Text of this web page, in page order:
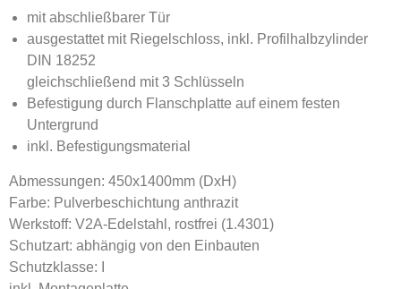
mit abschließbarer Tür
ausgestattet mit Riegelschloss, inkl. Profilhalbzylinder
DIN 18252
gleichschließend mit 3 Schlüsseln
Befestigung durch Flanschplatte auf einem festen
Untergrund
inkl. Befestigungsmaterial
Abmessungen: 450x1400mm (DxH)
Farbe: Pulverbeschichtung anthrazit
Werkstoff: V2A-Edelstahl, rostfrei (1.4301)
Schutzart: abhängig von den Einbauten
Schutzklasse: I